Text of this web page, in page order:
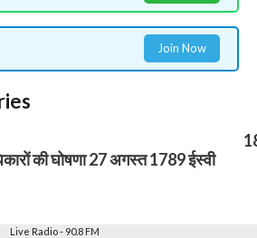
Join Now
की घोषणा 27 अगस्त 1789 ईस्वी
Live Radio - 90.8 FM